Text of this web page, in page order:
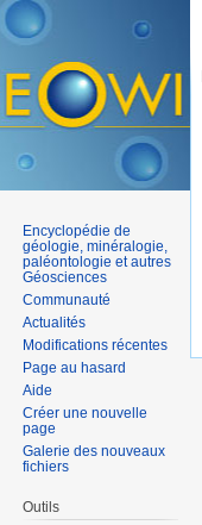
Encyclopédie de
géologie, minéralogie,
paléontologie et autres
Géosciences
Communauté
Actualités
Modifications récentes
Page au hasard
Aide
Créer une nouvelle
page
Galerie des nouveaux
fichiers
Outils